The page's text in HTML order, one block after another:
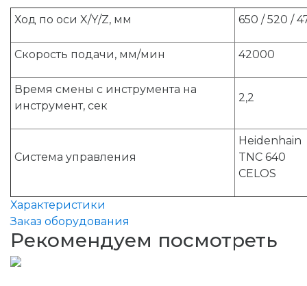
Ход по оси X/Y/Z, мм 650 / 520 /
Скорость подачи, мм/мин 42000
Время смены с инструмента на
инструмент, сек
2,2
Система управления
Heidenhain
TNC 640
CELOS
Характеристики
Заказ оборудования
Рекомендуем посмотреть